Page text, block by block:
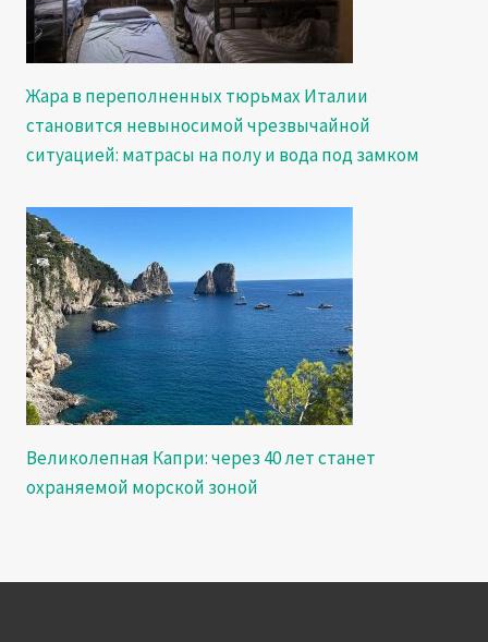
Жара в переполненных тюрьмах Италии
становится невыносимой чрезвычайной
ситуацией: матрасы на полу и вода под замком
Великолепная Капри: через 40 лет станет
охраняемой морской зоной